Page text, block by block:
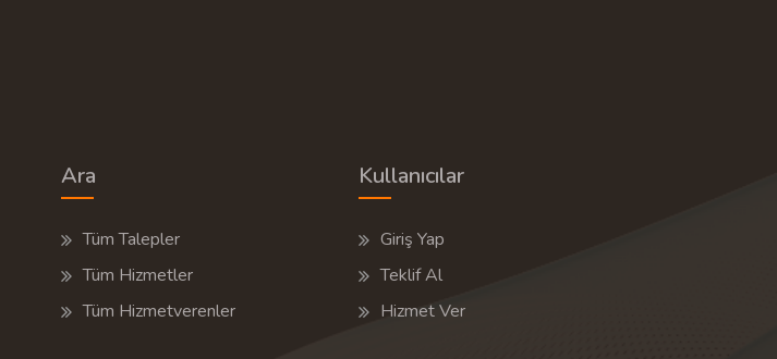
Ara
Tüm Talepler
Tüm Hizmetler
Tüm Hizmetverenler
Kullanıcılar
Giriş Yap
Teklif Al
Hizmet Ver